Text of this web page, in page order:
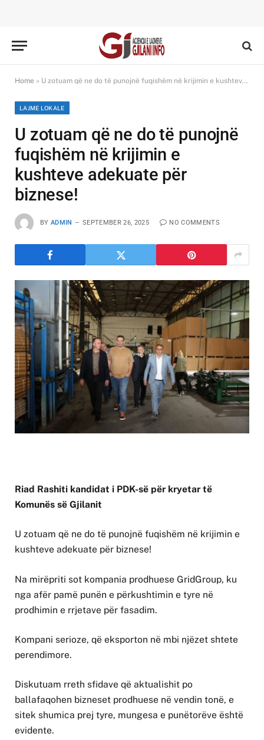
Home » U zotuam që ne do të punojnë fuqishëm në krijimin e kushteve adekuate për biznese!
LAJME LOKALE
U zotuam që ne do të punojnë
fuqishëm në krijimin e
kushteve adekuate për
biznese!
BY ADMIN SEPTEMBER 26, 2025 NO COMMENTS
Riad Rashiti kandidat i PDK-së për kryetar të
Komunës së Gjilanit
U zotuam që ne do të punojnë fuqishëm në krijimin e
kushteve adekuate për biznese!
Na mirëpriti sot kompania prodhuese GridGroup, ku
nga afër pamë punën e përkushtimin e tyre në
prodhimin e rrjetave për fasadim.
Kompani serioze, që eksporton në mbi njëzet shtete
perendimore.
Diskutuam rreth sfidave që aktualishit po
ballafaqohen bizneset prodhuese në vendin tonë, e
sitek shumica prej tyre, mungesa e punëtorëve është
evidente.